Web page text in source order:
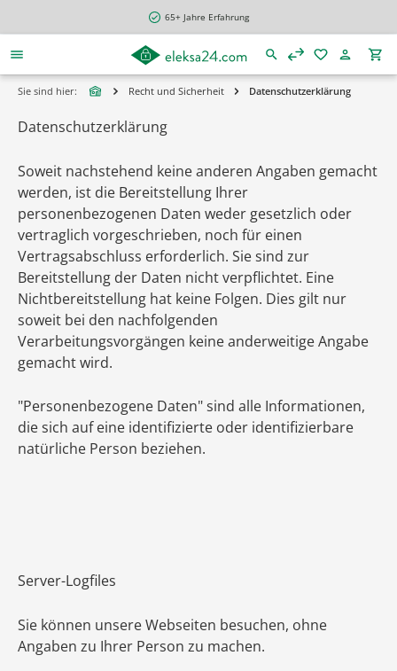
65+ Jahre Erfahrung
Sie sind hier: Recht und Sicherheit Datenschutzerklärung
Datenschutzerklärung
Soweit nachstehend keine anderen Angaben gemacht
werden, ist die Bereitstellung Ihrer
personenbezogenen Daten weder gesetzlich oder
vertraglich vorgeschrieben, noch für einen
Vertragsabschluss erforderlich. Sie sind zur
Bereitstellung der Daten nicht verpflichtet. Eine
Nichtbereitstellung hat keine Folgen. Dies gilt nur
soweit bei den nachfolgenden
Verarbeitungsvorgängen keine anderweitige Angabe
gemacht wird.
"Personenbezogene Daten" sind alle Informationen,
die sich auf eine identifizierte oder identifizierbare
natürliche Person beziehen.
Server-Logfiles
Sie können unsere Webseiten besuchen, ohne
Angaben zu Ihrer Person zu machen.